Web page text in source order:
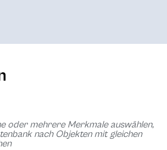
oder mehrere Merkmale auswählen,
nach Objekten mit gleichen